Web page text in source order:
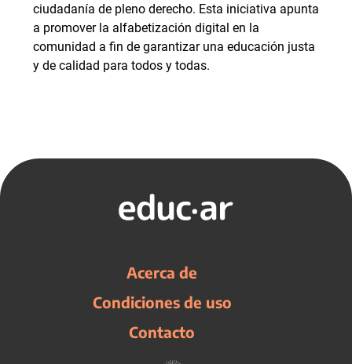
ciudadanía de pleno derecho. Esta iniciativa apunta
a promover la alfabetización digital en la
comunidad a fin de garantizar una educación justa
y de calidad para todos y todas.
Acerca de
Condiciones de uso
Contacto